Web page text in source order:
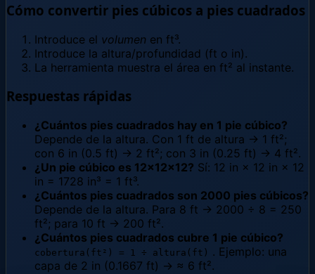
Cómo convertir pies cúbicos a pies cuadrados
Introduce el volumen en ft³.
Introduce la altura/profundidad (ft o in).
La herramienta muestra el área en ft² al instante.
Respuestas rápidas
¿Cuántos pies cuadrados hay en 1 pie cúbico?
Depende de la altura. Con 1 ft de altura → 1 ft²;
con 6 in (0.5 ft) → 2 ft²; con 3 in (0.25 ft) → 4 ft².
¿Un pie cúbico es 12×12×12? Sí: 12 in × 12 in × 12
in = 1728 in³ = 1 ft³.
¿Cuántos pies cuadrados son 2000 pies cúbicos?
Depende de la altura. Para 8 ft → 2000 ÷ 8 = 250
ft²; para 10 ft → 200 ft².
¿Cuántos pies cuadrados cubre 1 pie cúbico?
cobertura(ft²) = 1 ÷ altura(ft) . Ejemplo: una
capa de 2 in (0.1667 ft) → ≈ 6 ft².